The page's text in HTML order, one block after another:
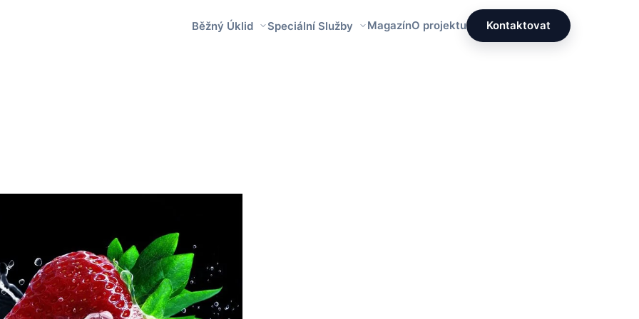
Běžný Úklid Speciální Služby MagazínO projektu Kontaktovat